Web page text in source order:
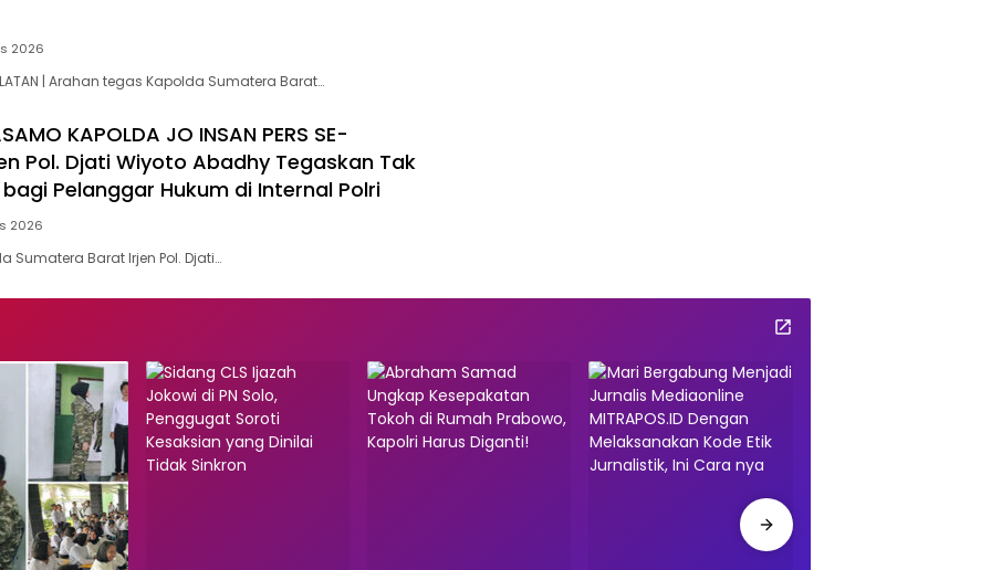
2026
| Arahan tegas Kapolda Sumatera Barat…
KAPOLDA JO INSAN PERS SE-
Pol. Djati Wiyoto Abadhy Tegaskan Tak
Pelanggar Hukum di Internal Polri
2026
Sumatera Barat Irjen Pol. Djati…